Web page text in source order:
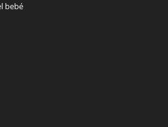
bebé